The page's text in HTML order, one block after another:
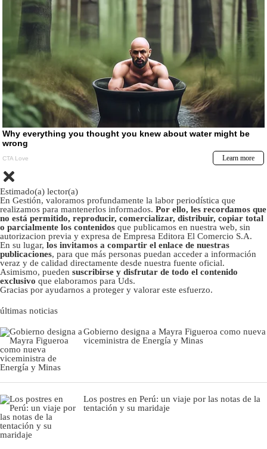
Estimado(a) lector(a)
En Gestión, valoramos profundamente la labor periodística que
realizamos para mantenerlos informados. Por ello, les recordamos que
no está permitido, reproducir, comercializar, distribuir, copiar total
o parcialmente los contenidos que publicamos en nuestra web, sin
autorizacion previa y expresa de Empresa Editora El Comercio S.A.
En su lugar, los invitamos a compartir el enlace de nuestras
publicaciones, para que más personas puedan acceder a información
veraz y de calidad directamente desde nuestra fuente oficial.
Asimismo, pueden suscribirse y disfrutar de todo el contenido
exclusivo que elaboramos para Uds.
Gracias por ayudarnos a proteger y valorar este esfuerzo.
últimas noticias
Gobierno designa a Mayra Figueroa como nueva
viceministra de Energía y Minas
Los postres en Perú: un viaje por las notas de la
tentación y su maridaje